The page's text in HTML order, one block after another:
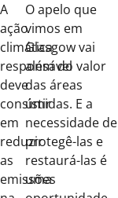
A
ação
climática
responsável
deve
consistir
em
reduzir
as
emissões
O apelo que
vimos em
Glasgow vai
além do valor
das áreas
úmidas. E a
necessidade de
protegê-las e
restaurá-las é
uma